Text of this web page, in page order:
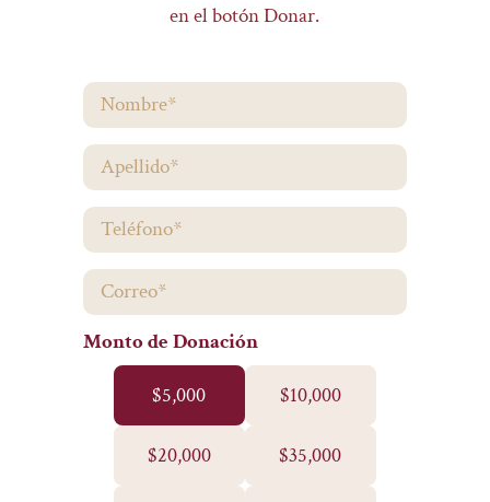
en el botón Donar.
Monto de Donación
$5,000 $10,000
$20,000 $35,000